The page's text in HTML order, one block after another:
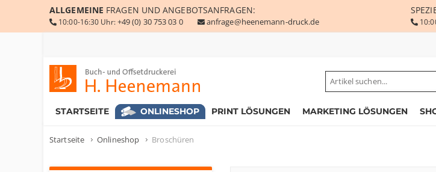
ALLGEMEINE FRAGEN UND ANGEBOTSANFRAGEN:
10:00-16:30 Uhr:+49 (0) 30 753 03 0 anfrage@heenemann-druck.de
STARTSEITE ONLINESHOP PRINT LÖSUNGEN MARKETING LÖSUNGEN
Startseite Onlineshop Broschüren